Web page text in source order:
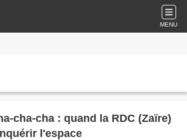
MENU
cha-cha : quand la RDC (Zaïre)
l'espace